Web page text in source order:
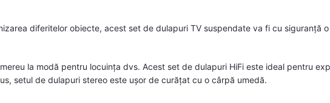
diferitelor obiecte, acest set de dulapuri TV suspendate va fi cu siguranță
la modă pentru locuința dvs. Acest set de dulapuri HiFi este ideal pentru
setul de dulapuri stereo este ușor de curățat cu o cârpă umedă.